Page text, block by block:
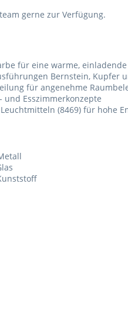
gerne zur Verfügung.
für eine warme,
Bernstein, Kupfer
für angenehme
Esszimmerkonzepte
(8469) für hohe